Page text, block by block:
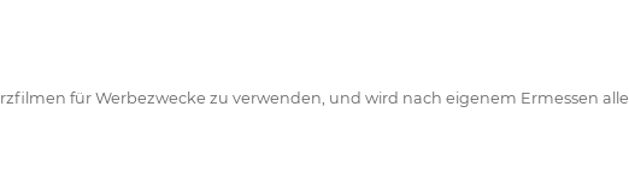
für Werbezwecke zu verwenden, und wird nach eigenem Ermessen